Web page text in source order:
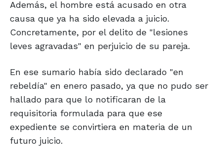
Además, el hombre está acusado en otra
causa que ya ha sido elevada a juicio.
Concretamente, por el delito de "lesiones
leves agravadas" en perjuicio de su pareja.
En ese sumario había sido declarado "en
rebeldía" en enero pasado, ya que no pudo ser
hallado para que lo notificaran de la
requisitoria formulada para que ese
expediente se convirtiera en materia de un
futuro juicio.